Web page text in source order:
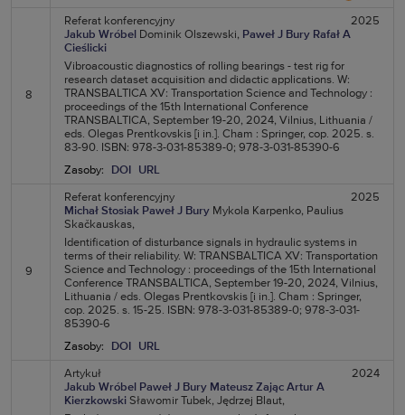
8
Referat konferencyjny
2025
Jakub Wróbel
Dominik Olszewski, Paweł J Bury Rafał A
Cieślicki
Vibroacoustic diagnostics of rolling bearings - test rig for
research dataset acquisition and didactic applications. W:
TRANSBALTICA XV: Transportation Science and Technology :
proceedings of the 15th International Conference
TRANSBALTICA, September 19-20, 2024, Vilnius, Lithuania /
eds. Olegas Prentkovskis [i in.]. Cham : Springer, cop. 2025. s.
83-90. ISBN: 978-3-031-85389-0; 978-3-031-85390-6
Zasoby:
DOI URL
9
Referat konferencyjny
2025
Michał Stosiak Paweł J Bury Mykola Karpenko, Paulius
Skačkauskas,
Identification of disturbance signals in hydraulic systems in
terms of their reliability. W: TRANSBALTICA XV: Transportation
Science and Technology : proceedings of the 15th International
Conference TRANSBALTICA, September 19-20, 2024, Vilnius,
Lithuania / eds. Olegas Prentkovskis [i in.]. Cham : Springer,
cop. 2025. s. 15-25. ISBN: 978-3-031-85389-0; 978-3-031-
85390-6
Zasoby:
DOI URL
Artykuł
2024
Jakub Wróbel
Paweł J Bury Mateusz Zając Artur A
Kierzkowski Sławomir Tubek, Jędrzej Blaut,